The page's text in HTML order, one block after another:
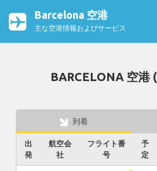
Barcelona 空港
主な空港情報およびサービス
BARCELONA 空港
到着
出
発
航空会
社
フライト番
号
予
定